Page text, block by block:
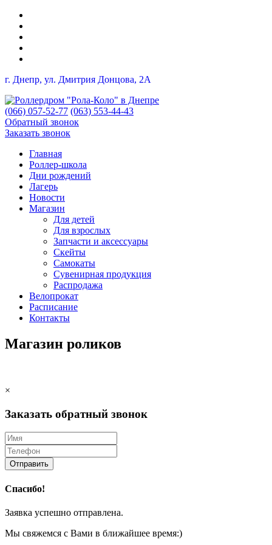
г. Днепр, ул. Дмитрия Донцова, 2A
(066) 057-52-77 (063) 553-44-43
Обратный звонок
Заказать звонок
Главная
Роллер-школа
Дни рождений
Лагерь
Новости
Магазин
Для детей
Для взрослых
Запчасти и аксессуары
Скейты
Самокаты
Сувенирная продукция
Распродажа
Велопрокат
Расписание
Контакты
Магазин роликов
×
Заказать обратный звонок
Отправить
Спасибо!
Заявка успешно отправлена.
Мы свяжемся с Вами в ближайшее время:)